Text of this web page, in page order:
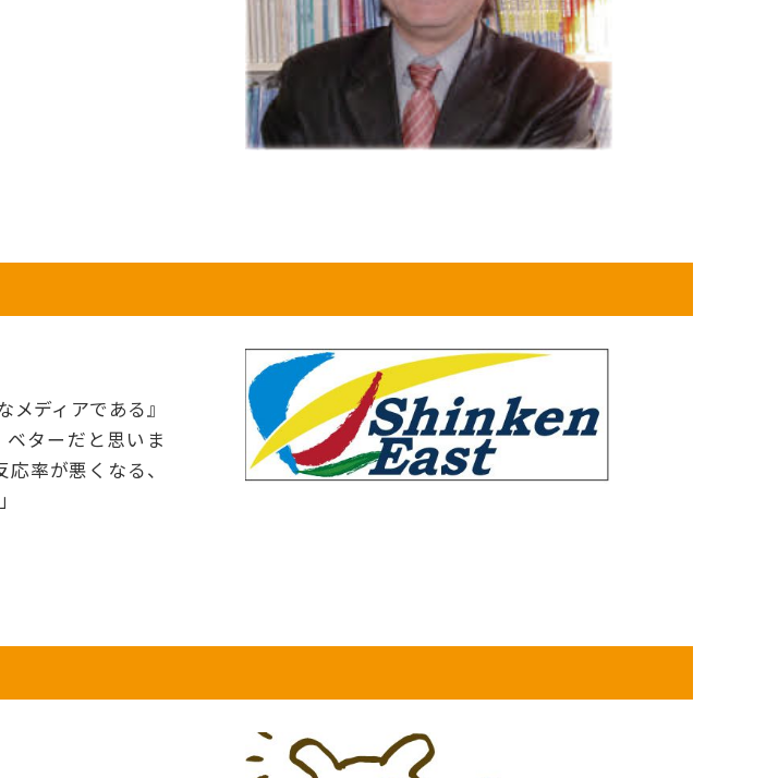
メディアである』
ターだと思いま
率が悪くなる、